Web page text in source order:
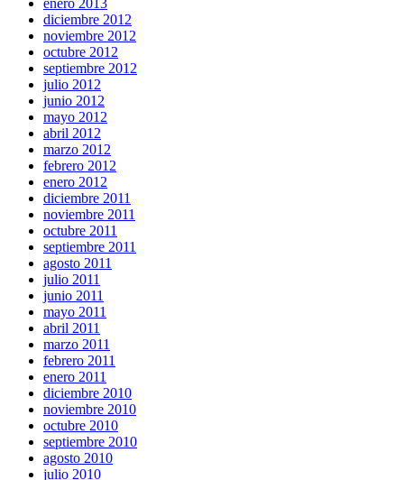
enero 2013
diciembre 2012
noviembre 2012
octubre 2012
septiembre 2012
julio 2012
junio 2012
mayo 2012
abril 2012
marzo 2012
febrero 2012
enero 2012
diciembre 2011
noviembre 2011
octubre 2011
septiembre 2011
agosto 2011
julio 2011
junio 2011
mayo 2011
abril 2011
marzo 2011
febrero 2011
enero 2011
diciembre 2010
noviembre 2010
octubre 2010
septiembre 2010
agosto 2010
julio 2010